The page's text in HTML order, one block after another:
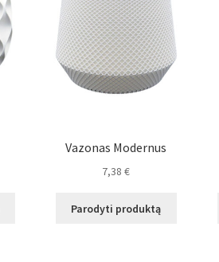
Vazonas Modernus
7,38€
Parodyti produktą